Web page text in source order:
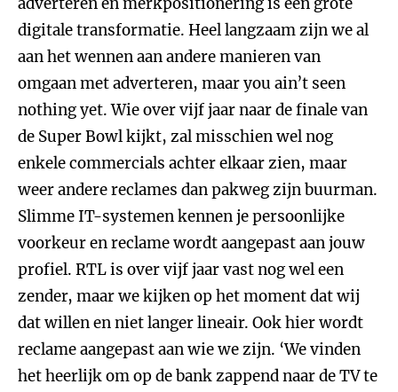
digitale transformatie. Heel langzaam zijn we al
aan het wennen aan andere manieren van
omgaan met adverteren, maar you ain’t seen
nothing yet. Wie over vijf jaar naar de finale van
de Super Bowl kijkt, zal misschien wel nog
enkele commercials achter elkaar zien, maar
weer andere reclames dan pakweg zijn buurman.
Slimme IT-systemen kennen je persoonlijke
voorkeur en reclame wordt aangepast aan jouw
profiel. RTL is over vijf jaar vast nog wel een
zender, maar we kijken op het moment dat wij
dat willen en niet langer lineair. Ook hier wordt
reclame aangepast aan wie we zijn. ‘We vinden
het heerlijk om op de bank zappend naar de TV te